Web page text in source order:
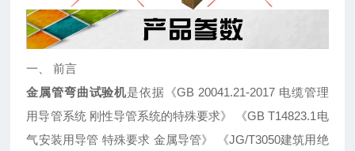
一、 前言
金属管弯曲试验机是依据《GB 20041.21-2017 电缆管理
用导管系统 刚性导管系统的特殊要求》 《GB T14823.1电
气安装用导管 特殊要求 金属导管》 《JG/T3050建筑用绝